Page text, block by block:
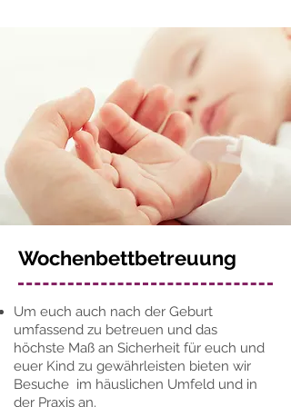
Wochenbettbetreuung
Um euch auch nach der Geburt
umfassend zu betreuen und das
höchste Maß an Sicherheit für euch und
euer Kind zu gewährleisten bieten wir
Besuche im häuslichen Umfeld und in
der Praxis an.